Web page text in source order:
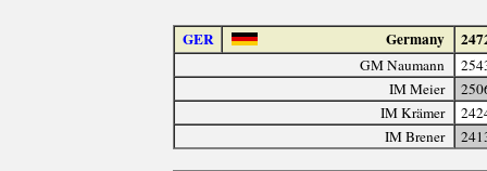
GER Germany
GM Naumann
IM Meier
IM Krämer
IM Brener